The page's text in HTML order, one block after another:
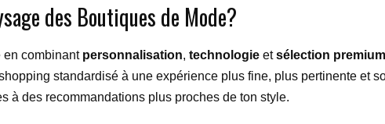
des Boutiques de Mode?
en combinant personnalisation, technologie etsélection premium
standardisé à une expérience plus fine, plus pertinente et
à des recommandations plus proches de ton style.